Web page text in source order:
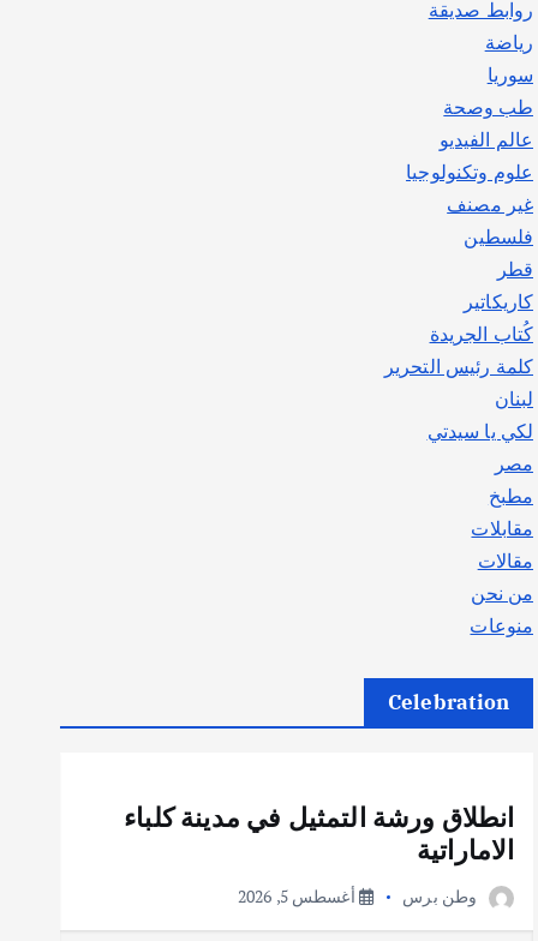
روابط صديقة
رياضة
سوريا
طب وصحة
عالم الفيديو
علوم وتكنولوجيا
غير مصنف
فلسطين
قطر
كاريكاتير
كُتاب الجريدة
كلمة رئيس التحرير
لبنان
لكي يا سيدتي
مصر
مطبخ
مقابلات
مقالات
من نحن
منوعات
Celebration
انطلاق ورشة التمثيل في مدينة كلباء
الاماراتية
وطن برس أغسطس 5, 2026